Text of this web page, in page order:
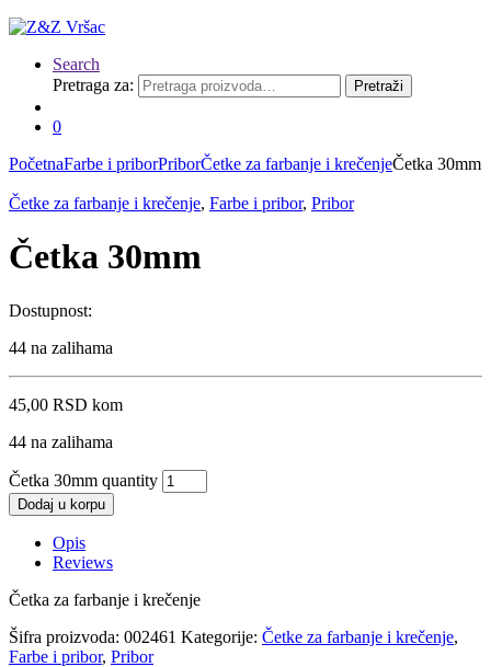
Search
Pretraga za:
Pretraži
0
PočetnaFarbe i priborPriborČetke za farbanje i krečenjeČetka 30mm
Četke za farbanje i krečenje, Farbe i pribor, Pribor
Četka 30mm
Dostupnost:
44 na zalihama
45,00 RSD kom
44 na zalihama
Četka 30mm quantity
Dodaj u korpu
Opis
Reviews
Četka za farbanje i krečenje
Šifra proizvoda: 002461 Kategorije: Četke za farbanje i krečenje,
Farbe i pribor, Pribor